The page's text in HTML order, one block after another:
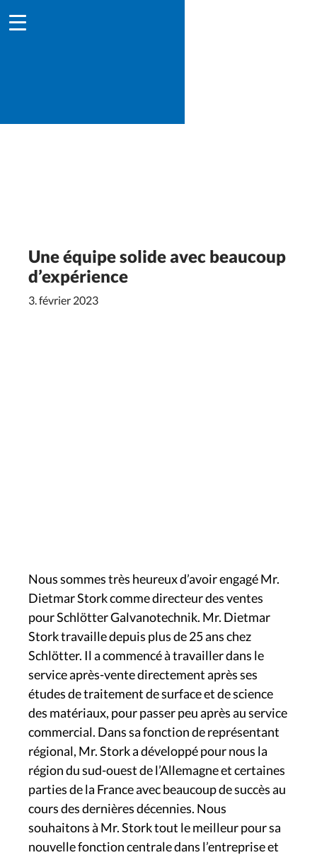
Une équipe solide avec beaucoup
d’expérience
3. février 2023
Nous sommes très heureux d’avoir engagé Mr.
Dietmar Stork comme directeur des ventes
pour Schlötter Galvanotechnik. Mr. Dietmar
Stork travaille depuis plus de 25 ans chez
Schlötter. Il a commencé à travailler dans le
service après-vente directement après ses
études de traitement de surface et de science
des matériaux, pour passer peu après au service
commercial. Dans sa fonction de représentant
régional, Mr. Stork a développé pour nous la
région du sud-ouest de l’Allemagne et certaines
parties de la France avec beaucoup de succès au
cours des dernières décennies. Nous
souhaitons à Mr. Stork tout le meilleur pour sa
nouvelle fonction centrale dans l’entreprise et